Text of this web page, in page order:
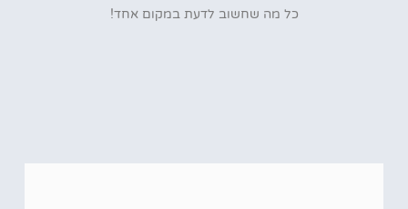
כל מה שחשוב לדעת במקום אחד!